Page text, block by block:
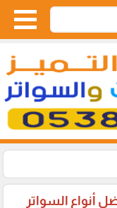
أنواع السواتر